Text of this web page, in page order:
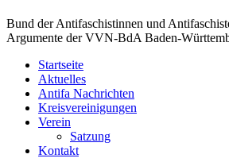
Bund der Antifaschistinnen und
Argumente der VVN-BdA Baden-
Startseite
Aktuelles
Antifa Nachrichten
Kreisvereinigungen
Verein
Satzung
Kontakt